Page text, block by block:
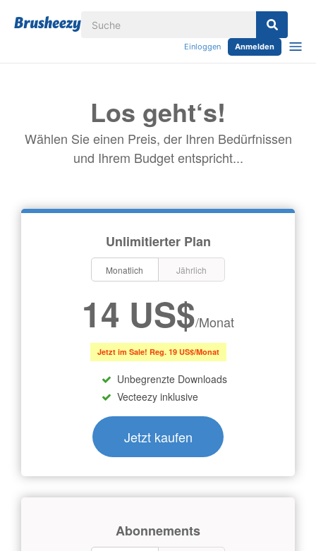
Einloggen Anmelden
Los geht‘s!
Wählen Sie einen Preis, der Ihren Bedürfnissen
und Ihrem Budget entspricht...
Unlimitierter Plan
Monatlich Jährlich
14 US$/Monat
Jetzt im Sale! Reg. 19 US$/Monat
Unbegrenzte Downloads
Vecteezy inklusive
Jetzt kaufen
Abonnements